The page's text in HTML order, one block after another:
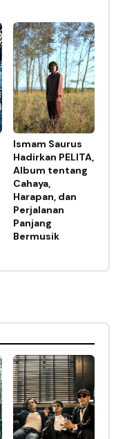
Ismam Saurus
Hadirkan PELITA,
Album tentang
Cahaya,
Harapan, dan
Perjalanan
Panjang
Bermusik